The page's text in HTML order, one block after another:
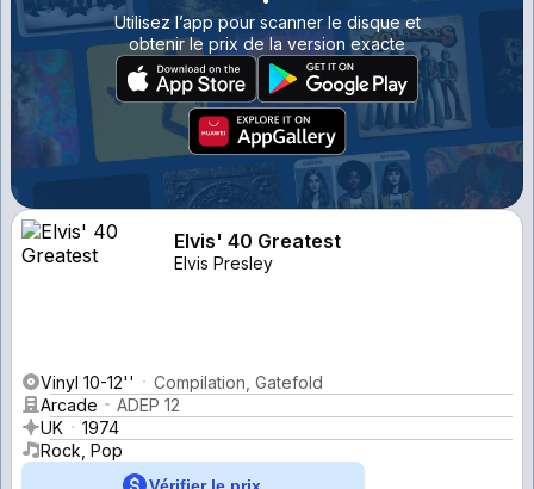
Utilisez l’app pour scanner le disque et
obtenir le prix de la version exacte
Elvis' 40 Greatest
Elvis Presley
Vinyl 10-12''
Compilation, Gatefold
Arcade
ADEP 12
UK
1974
Rock, Pop